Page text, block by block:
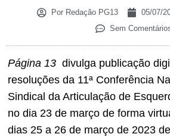
PorRedação PG13 05/07/
Sem
Página 13 divulga publicação
resoluções da 11ª Conferência
Sindical da Articulação de
no dia 23 de março de forma
dias 25 a 26 de março de 2023